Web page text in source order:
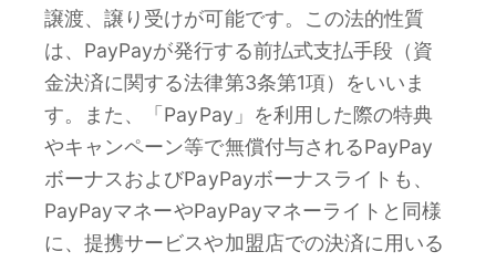
譲渡、譲り受けが可能です。この法的性質
は、PayPayが発行する前払式支払手段（資
金決済に関する法律第3条第1項）をいいま
す。また、「PayPay」を利用した際の特典
やキャンペーン等で無償付与されるPayPay
ボーナスおよびPayPayボーナスライトも、
PayPayマネーやPayPayマネーライトと同様
に、提携サービスや加盟店での決済に用いる